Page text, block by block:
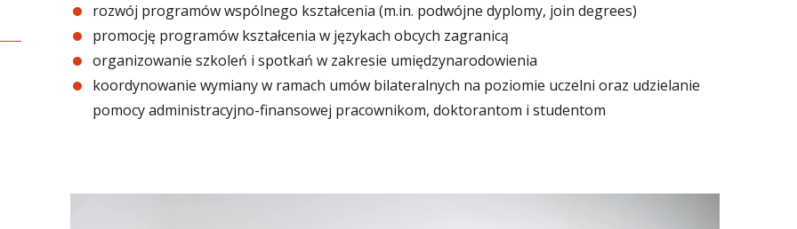
rozwój programów wspólnego kształcenia (m.in. podwójne dyplomy, join degrees)
promocję programów kształcenia w językach obcych zagranicą
organizowanie szkoleń i spotkań w zakresie umiędzynarodowienia
koordynowanie wymiany w ramach umów bilateralnych na poziomie uczelni oraz udzielanie
pomocy administracyjno-finansowej pracownikom, doktorantom i studentom